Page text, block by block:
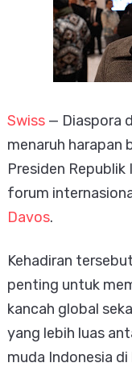
Swiss— Diaspora
menaruh harapan
Presiden Republik
forum
Davos.
Kehadiran
penting untuk
kancah global
yang lebih luas
muda Indonesia di